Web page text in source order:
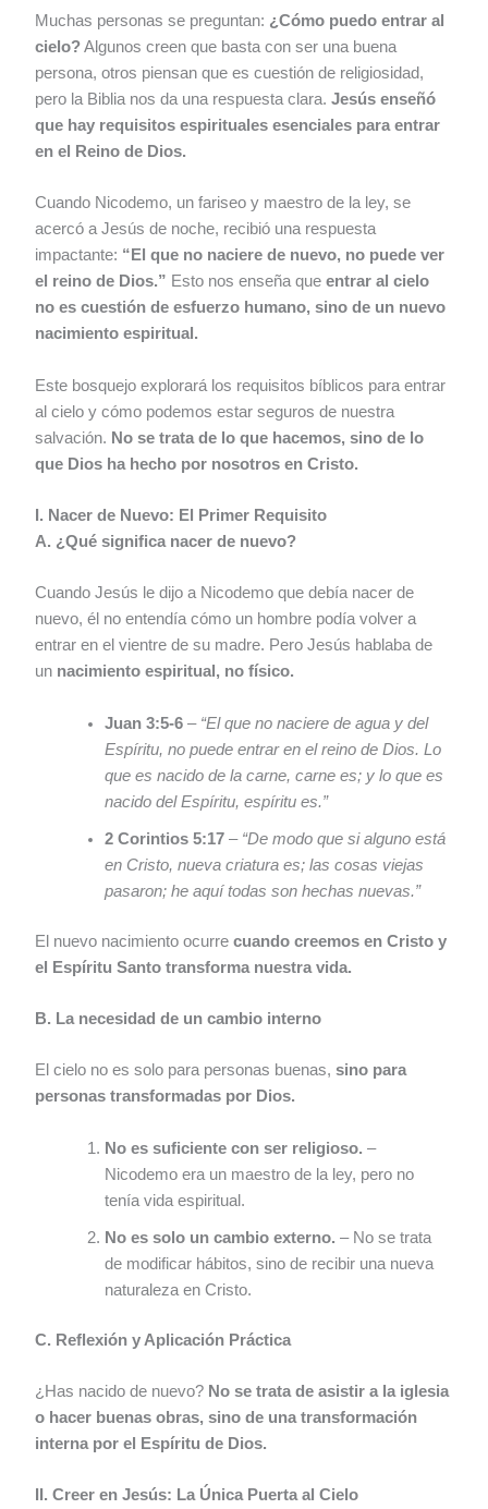
Muchas personas se preguntan: ¿Cómo puedo entrar al
cielo?Algunos creen que basta con ser una buena
persona, otros piensan que es cuestión de religiosidad,
pero la Biblia nos da una respuesta clara.Jesús enseñó
que hay requisitos espirituales esenciales para entrar
en el Reino de Dios.
Cuando Nicodemo, un fariseo y maestro de la ley, se
acercó a Jesús de noche, recibió una respuesta
impactante: “El que no naciere de nuevo, no puede ver
el reino de Dios.” Esto nos enseña queentrar al cielo
no es cuestión de esfuerzo humano, sino de un nuevo
nacimiento espiritual.
Este bosquejo explorará los requisitos bíblicos para entrar
al cielo y cómo podemos estar seguros de nuestra
salvación. No se trata de lo que hacemos, sino de lo
que Dios ha hecho por nosotros en Cristo.
I. Nacer de Nuevo: El Primer Requisito
A. ¿Qué significa nacer de nuevo?
Cuando Jesús le dijo a Nicodemo que debía nacer de
nuevo, él no entendía cómo un hombre podía volver a
entrar en el vientre de su madre. Pero Jesús hablaba de
un nacimiento espiritual, no físico.
Juan 3:5-6 – “El que no naciere de agua y del
Espíritu, no puede entrar en el reino de Dios. Lo
que es nacido de la carne, carne es; y lo que es
nacido del Espíritu, espíritu es.”
2 Corintios 5:17 – “De modo que si alguno está
en Cristo, nueva criatura es; las cosas viejas
pasaron; he aquí todas son hechas nuevas.”
El nuevo nacimiento ocurrecuando creemos en Cristo y
el Espíritu Santo transforma nuestra vida.
B. La necesidad de un cambio interno
El cielo no es solo para personas buenas,sino para
personas transformadas por Dios.
No es suficiente con ser religioso. –
Nicodemo era un maestro de la ley, pero no
tenía vida espiritual.
No es solo un cambio externo. – No se trata
de modificar hábitos, sino de recibir una nueva
naturaleza en Cristo.
C. Reflexión y Aplicación Práctica
¿Has nacido de nuevo? No se trata de asistir a la iglesia
o hacer buenas obras, sino de una transformación
interna por el Espíritu de Dios.
II. Creer en Jesús: La Única Puerta al Cielo